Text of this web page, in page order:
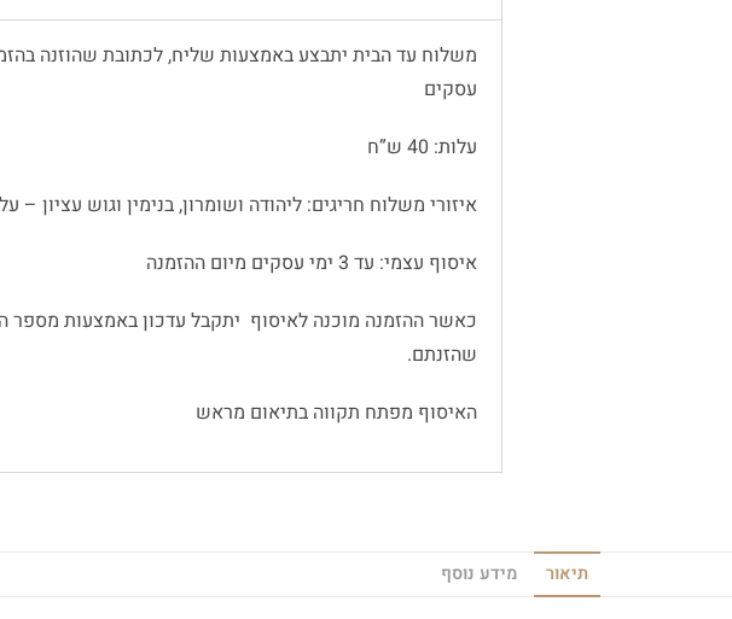
עסקים
עלות: 40 ש”ח
איזורי משלוח חריגים: ליהודה ושומרון, בנימין וגוש עציון – עלות
איסוף עצמי: עד 3 ימי עסקים מיום ההזמנה
כאשר ההזמנה מוכנה לאיסוף יתקבל עדכון באמצעות מספר
שהזנתם.
האיסוף מפתח תקווה בתיאום מראש
תיאור מידע נוסף